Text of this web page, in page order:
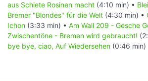
aus Schiete Rosinen macht (4:10 min) •
Bremer "Blondes" für die Welt (4:30 min) •
Ichon (3:33 min) • Am Wall 209 - Gesche
Zwischentöne - Bremen wird gebraucht!
bye bye, ciao, Auf Wiedersehen (0:46 min)